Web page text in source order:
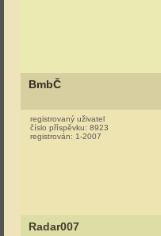
BmbČ
registrovaný uživatel
číslo příspěvku: 8923
registrován: 1-2007
Radar007